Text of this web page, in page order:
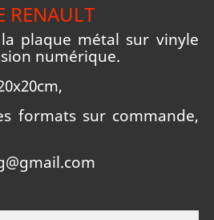
RENAULT
plaque métal sur vinyle
numérique.
formats sur commande,